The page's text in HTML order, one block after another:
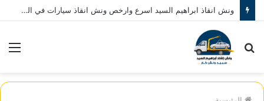
ونش انقاذ ابراهيم السيد اسرع وارخص ونش انقاذ سيارات في المنصورة نصلك في خلال 10 دقائق بحد اقصي اتصل بنا الان 01080793999
بحث